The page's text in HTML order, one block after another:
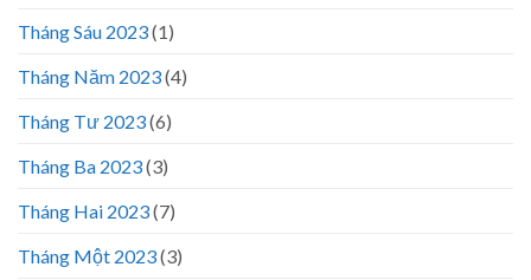
Tháng Sáu 2023(1)
Tháng Năm 2023(4)
Tháng Tư 2023(6)
Tháng Ba 2023(3)
Tháng Hai 2023(7)
Tháng Một 2023(3)